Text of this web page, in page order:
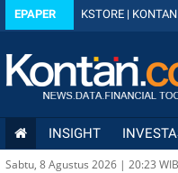
EPAPER KSTORE |
INSIGHT
Sabtu, 8 Agustus 2026 | 20:23